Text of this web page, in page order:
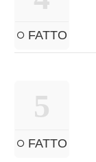
FATTO
5
FATTO